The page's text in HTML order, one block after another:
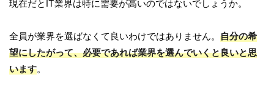
現在だとIT業界は特に需要が高いのではないでしょうか。
全員が業界を選ばなくて良いわけではありません。 自分の希
望にしたがって、必要であれば業界を選んでいくと良いと思
います。